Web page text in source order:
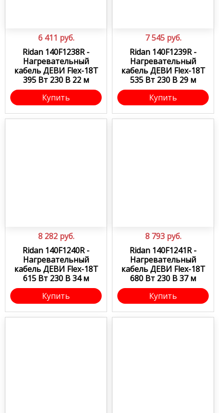
6 411 руб.
Ridan 140F1238R -
Нагревательный
кабель ДЕВИ Flex-18T
395 Вт 230 В 22 м
Купить
7 545 руб.
Ridan 140F1239R -
Нагревательный
кабель ДЕВИ Flex-18T
535 Вт 230 В 29 м
Купить
8 282 руб.
Ridan 140F1240R -
Нагревательный
кабель ДЕВИ Flex-18T
615 Вт 230 В 34 м
Купить
8 793 руб.
Ridan 140F1241R -
Нагревательный
кабель ДЕВИ Flex-18T
680 Вт 230 В 37 м
Купить